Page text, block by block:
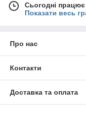
Сьогодні
Показати весь
Про нас
Контакти
Доставка та оплата